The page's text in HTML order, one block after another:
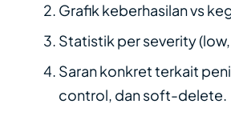
Grafik keberhasilan vs
Statistik per severity
Saran konkret terkait
control, dan soft-delete.